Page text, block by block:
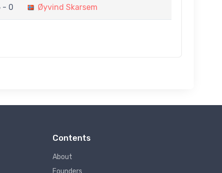
- 0 Øyvind Skarsem
Contents
About
Founders